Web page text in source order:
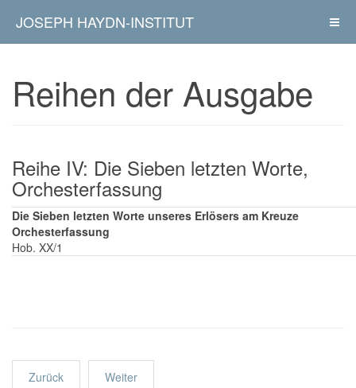
JOSEPH HAYDN-INSTITUT
Reihen der Ausgabe
Reihe IV: Die Sieben letzten Worte,
Orchesterfassung
Die Sieben letzten Worte unseres Erlösers am Kreuze
Orchesterfassung
Hob. XX/1
Zurück Weiter